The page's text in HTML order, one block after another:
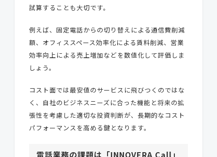
試算することも大切です。
例えば、固定電話からの切り替えによる通信費削減
額、オフィススペース効率化による賃料削減、営業
効率向上による売上増加などを数値化して評価しま
しょう。
コスト面では最安値のサービスに飛びつくのではな
く、自社のビジネスニーズに合った機能と将来の拡
張性を考慮した適切な投資判断が、長期的なコスト
パフォーマンスを高める鍵となります。
電話業務の課題は「INNOVERA Call」